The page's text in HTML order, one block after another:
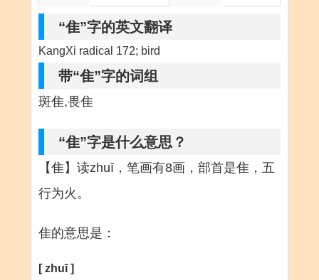
“隹”字的英文翻译
KangXi radical 172; bird
带“隹”字的词组
斑隹,畏隹
“隹”字是什么意思？
【隹】读zhuī，笔画有8画，部首是隹，五
行为火。
隹的意思是：
[ zhuī ]